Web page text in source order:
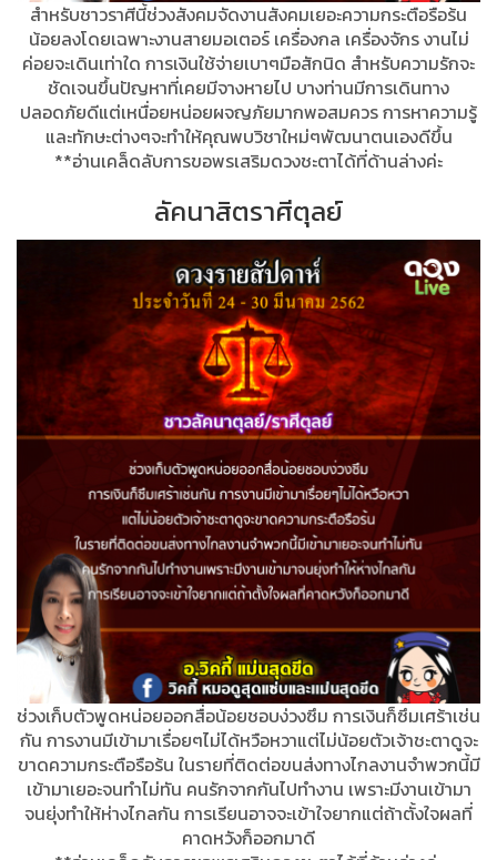
สำหรับชาวราศีนี้ช่วงสังคมจัดงานสังคมเยอะความกระตือรือร้น
น้อยลงโดยเฉพาะงานสายมอเตอร์ เครื่องกล เครื่องจักร งานไม่
ค่อยจะเดินเท่าใด การเงินใช้จ่ายเบาๆมือสักนิด สำหรับความรักจะ
ชัดเจนขึ้นปัญหาที่เคยมีจางหายไป บางท่านมีการเดินทาง
ปลอดภัยดีแต่เหนื่อยหน่อยผจญภัยมากพอสมควร การหาความรู้
และทักษะต่างๆจะทำให้คุณพบวิชาใหม่ๆพัฒนาตนเองดีขึ้น
**อ่านเคล็ดลับการขอพรเสริมดวงชะตาได้ที่ด้านล่างค่ะ
ลัคนาสิตราศีตุลย์
ช่วงเก็บตัวพูดหน่อยออกสื่อน้อยชอบง่วงซึม การเงินก็ซึมเศร้าเช่น
กัน การงานมีเข้ามาเรื่อยๆไม่ได้หวือหวาแต่ไม่น้อยตัวเจ้าชะตาดูจะ
ขาดความกระตือรือร้น ในรายที่ติดต่อขนส่งทางไกลงานจำพวกนี้มี
เข้ามาเยอะจนทำไม่ทัน คนรักจากกันไปทำงาน เพราะมีงานเข้ามา
จนยุ่งทำให้ห่างไกลกัน การเรียนอาจจะเข้าใจยากแต่ถ้าตั้งใจผลที่
คาดหวังก็ออกมาดี